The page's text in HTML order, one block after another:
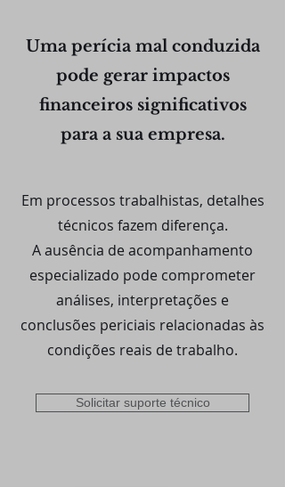
Uma perícia mal conduzida
pode gerar impactos
financeiros significativos
para a sua empresa.
Em processos trabalhistas, detalhes
técnicos fazem diferença.
A ausência de acompanhamento
especializado pode comprometer
análises, interpretações e
conclusões periciais relacionadas às
condições reais de trabalho.
Solicitar suporte técnico